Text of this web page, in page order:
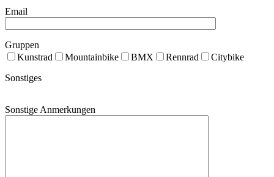
Email
Gruppen
Kunstrad
Mountainbike BMX Rennrad
Citybike
Sonstiges
Sonstige Anmerkungen